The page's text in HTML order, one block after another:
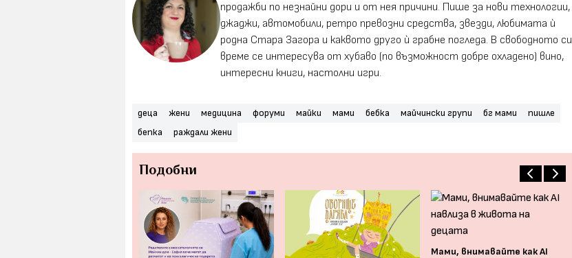
продажби по незнайни дори и от нея причини. Пише за нови технологии,
джаджи, автомобили, ретро превозни средства, звезди, любимата ѝ
родна Стара Загора и каквото друго ѝ грабне погледа. В свободното си
време се интересува от хубаво (по възможност добре охладено) вино,
интересни книги, настолни игри.
деца жени медицина форуми майки мами бебка майчински групи бг мами
пишле
бепка
раждали жени
Подобни
Мами, внимавайте как AI